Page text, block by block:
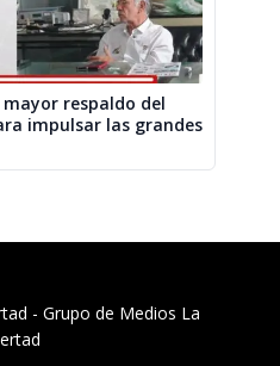
respaldo del
impulsar las grandes
- Grupo de Medios La